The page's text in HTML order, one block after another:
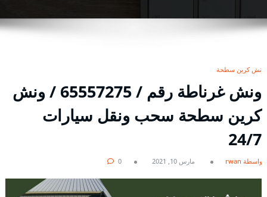
ونش كرين سطحة
ونش غرناطة رقم / 65557275 / ونش
كرين سطحة سحب ونقل سيارات
24/7
بواسطة rwan مارس 10, 2021 0